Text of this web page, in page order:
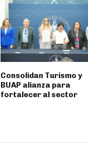
Consolidan Turismo y
BUAP alianza para
fortalecer al sector